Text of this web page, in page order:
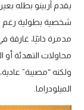
يقدم آربينو بطله
شخصية بطولية رغم
مدمرة ذاتيًا،
محاولات التهدئة أو
ولكنه “مصيبة”
الميلودراما.